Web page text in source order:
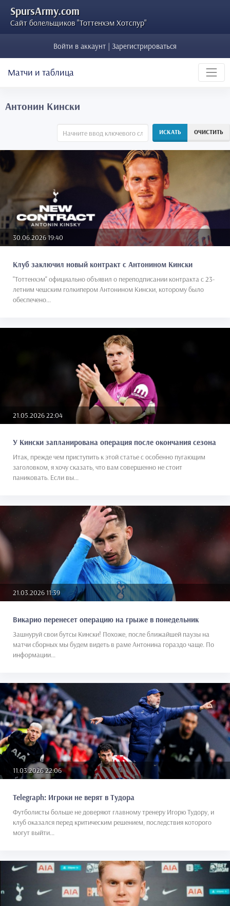
SpursArmy.com
Сайт болельщиков "Тоттенхэм Хотспур"
Войти в аккаунт | Зарегистрироваться
Матчи и таблица
Антонин Кински
ИСКАТЬ ОЧИСТИТЬ
30.06.2026 19:40
Клуб заключил новый контракт с Антонином Кински
"Тоттенхэм" официально объявил о переподписании контракта с 23-
летним чешским голкипером Антонином Кински, которому было
обеспечено...
21.05.2026 22:04
У Кински запланирована операция после окончания сезона
Итак, прежде чем приступить к этой статье с особенно пугающим
заголовком, я хочу сказать, что вам совершенно не стоит
паниковать. Если вы...
21.03.2026 11:39
Викарио перенесет операцию на грыже в понедельник
Зашнуруй свои бутсы Кински! Похоже, после ближайшей паузы на
матчи сборных мы будем видеть в раме Антонина гораздо чаще. По
информации...
11.03.2026 22:06
Telegraph: Игроки не верят в Тудора
Футболисты больше не доверяют главному тренеру Игорю Тудору, и
клуб оказался перед критическим решением, последствия которого
могут выйти...